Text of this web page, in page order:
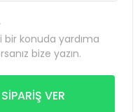
konuda yardıma
bize yazın.
VER